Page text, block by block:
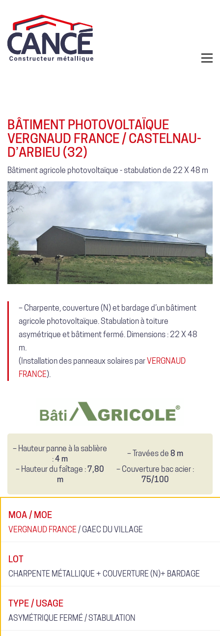
BÂTIMENT PHOTOVOLTAÏQUE
VERGNAUD FRANCE / CASTELNAU-
D’ARBIEU (32)
Bâtiment agricole photovoltaïque - stabulation de 22 X 48 m
– Charpente, couverture (N) et bardage d’un bâtiment
agricole photovoltaïque. Stabulation à toiture
asymétrique et bâtiment fermé. Dimensions : 22 X 48
m.
(Installation des panneaux solaires parVERGNAUD
FRANCE).
– Hauteur panne à la sablière
:4 m
– Travées de 8 m
– Hauteur du faîtage :7,80
m
– Couverture bac acier :
75/100
MOA / MOE
VERGNAUD FRANCE / GAEC DU VILLAGE
LOT
CHARPENTE MÉTALLIQUE + COUVERTURE (N)+ BARDAGE
TYPE / USAGE
ASYMÉTRIQUE FERMÉ / STABULATION